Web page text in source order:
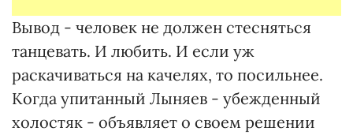
Вывод - человек не должен стесняться
танцевать. И любить. И если уж
раскачиваться на качелях, то посильнее.
Когда упитанный Лыняев - убежденный
холостяк - объявляет о своем решении